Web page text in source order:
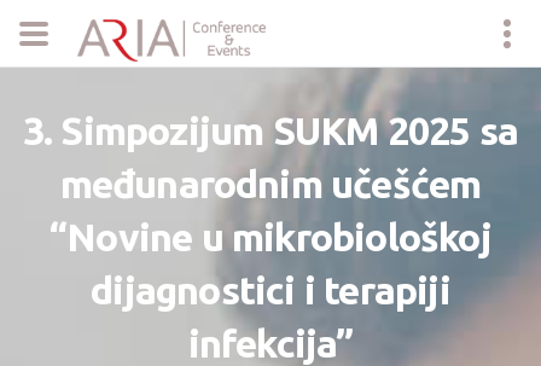
3. Simpozijum SUKM 2025 sa
međunarodnim učešćem
“Novine u mikrobiološkoj
dijagnostici i terapiji
infekcija”